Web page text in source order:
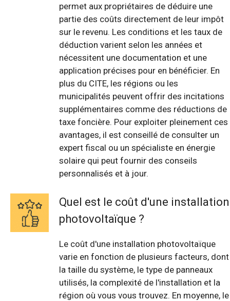
permet aux propriétaires de déduire une
partie des coûts directement de leur impôt
sur le revenu. Les conditions et les taux de
déduction varient selon les années et
nécessitent une documentation et une
application précises pour en bénéficier. En
plus du CITE, les régions ou les
municipalités peuvent offrir des incitations
supplémentaires comme des réductions de
taxe foncière. Pour exploiter pleinement ces
avantages, il est conseillé de consulter un
expert fiscal ou un spécialiste en énergie
solaire qui peut fournir des conseils
personnalisés et à jour.
Quel est le coût d'une installation
photovoltaïque ?
Le coût d'une installation photovoltaïque
varie en fonction de plusieurs facteurs, dont
la taille du système, le type de panneaux
utilisés, la complexité de l'installation et la
région où vous vous trouvez. En moyenne, le